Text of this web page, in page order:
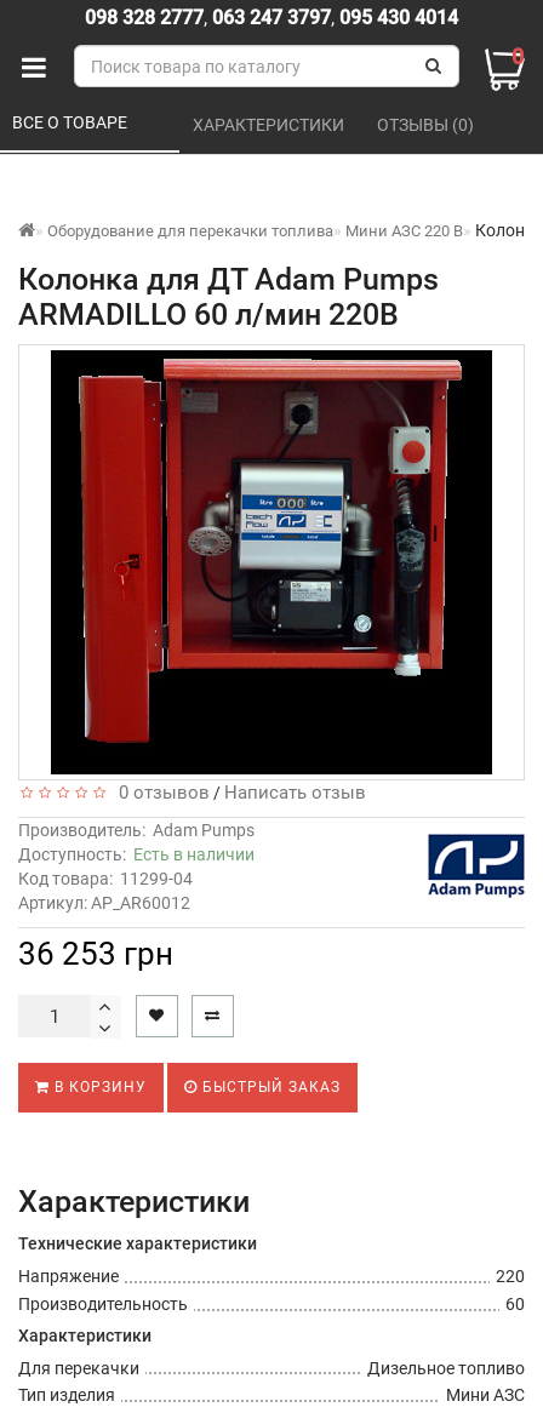
098 328 2777, 063 247 3797, 095 430 4014
0
Оборудование для перекачки топлива Мини АЗС 220 В
Колонка для ДТ Adam Pumps
ARMADILLO 60 л/мин 220В
ВСЕ О ТОВАРЕ ХАРАКТЕРИСТИКИ ОТЗЫВЫ (0)
0 отзывов / Написать отзыв
Производитель: Adam Pumps
Доступность: Есть в наличии
Код товара: 11299-04
Артикул: AP_AR60012
36 253 грн
В КОРЗИНУ БЫСТРЫЙ ЗАКАЗ
Характеристики
Технические характеристики
Напряжение
220
Производительность
60
Характеристики
Для перекачки
Дизельное топливо
Тип изделия
Мини АЗС